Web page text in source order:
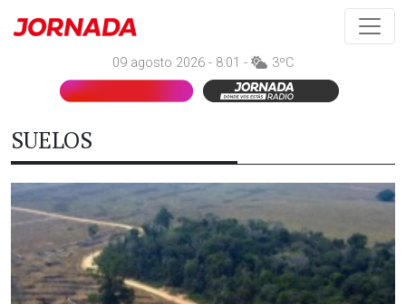
09 agosto 2026 - 8:01 - 3ºC
SUELOS